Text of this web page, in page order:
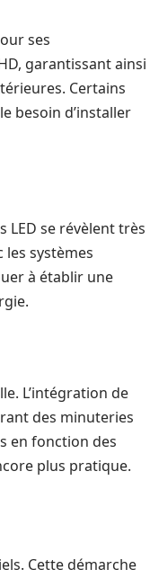
ses
garantissant ainsi
Certains
besoin d’installer
LED se révèlent très
systèmes
à établir une
L’intégration de
des minuteries
en fonction des
plus pratique.
Cette démarche